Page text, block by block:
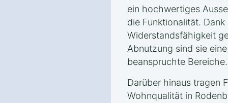
ein hochwertiges
die Funktionalität.
Widerstandsfähigkeit
Abnutzung sind sie
beanspruchte Bereiche.
Darüber hinaus tragen
Wohnqualität in